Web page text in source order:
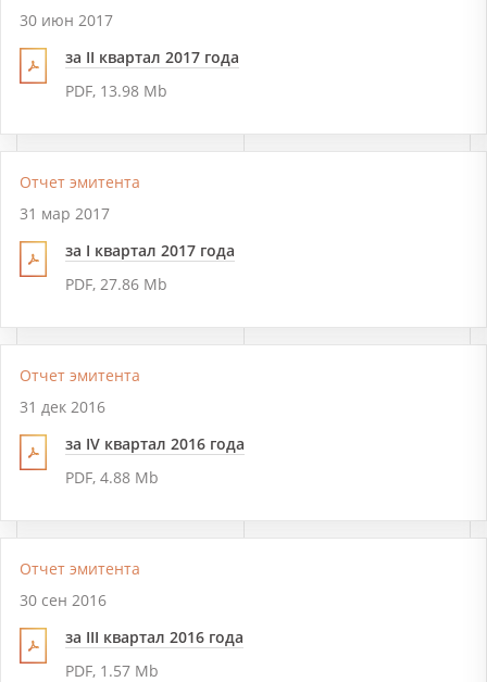
30 июн 2017
за II квартал 2017 года
PDF, 13.98 Mb
Отчет эмитента
31 мар 2017
за I квартал 2017 года
PDF, 27.86 Mb
Отчет эмитента
31 дек 2016
за IV квартал 2016 года
PDF, 4.88 Mb
Отчет эмитента
30 сен 2016
за III квартал 2016 года
PDF, 1.57 Mb